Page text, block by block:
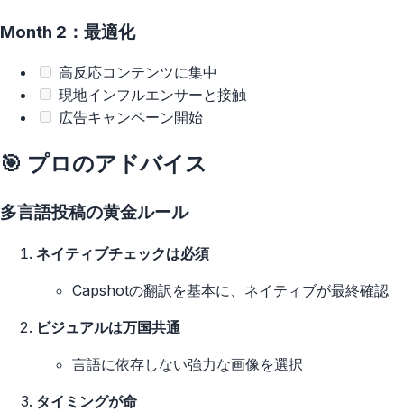
Month 2：最適化
高反応コンテンツに集中
現地インフルエンサーと接触
広告キャンペーン開始
🎯 プロのアドバイス
多言語投稿の黄金ルール
ネイティブチェックは必須
Capshotの翻訳を基本に、ネイティブが最終確認
ビジュアルは万国共通
言語に依存しない強力な画像を選択
タイミングが命